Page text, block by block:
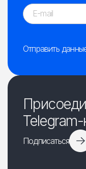
Отправить
Подписаться